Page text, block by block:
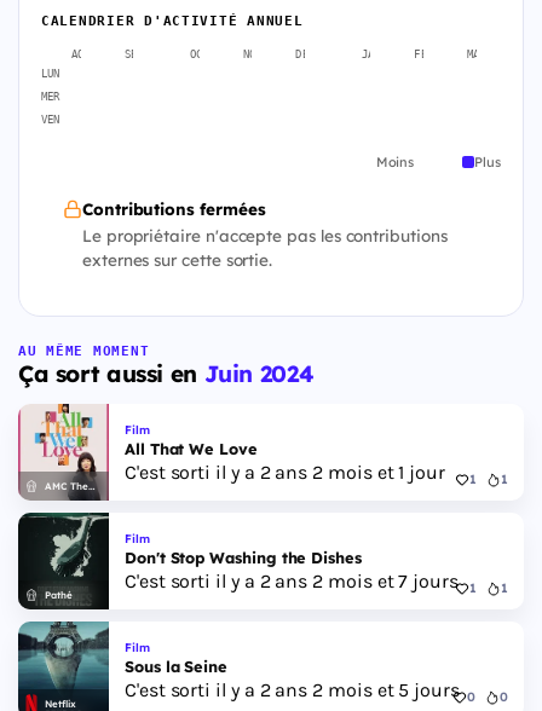
CALENDRIER D'ACTIVITÉ ANNUEL
AOÛT SEPT. OCT. NOV. DÉC. JANV. FÉVR. MARS
LUN
MER
VEN
Moins Plus
Contributions fermées
Le propriétaire n'accepte pas les contributions
externes sur cette sortie.
AU MÊME MOMENT
Ça sort aussi en Juin 2024
AMC Theatres
Film
All That We Love
C'est sorti il y a 2 ans 2 mois et 1 jour 1 1
Pathé
Film
Don't Stop Washing the Dishes
C'est sorti il y a 2 ans 2 mois et 7 jours 1 1
Netflix
Film
Sous la Seine
C'est sorti il y a 2 ans 2 mois et 5 jours 0 0